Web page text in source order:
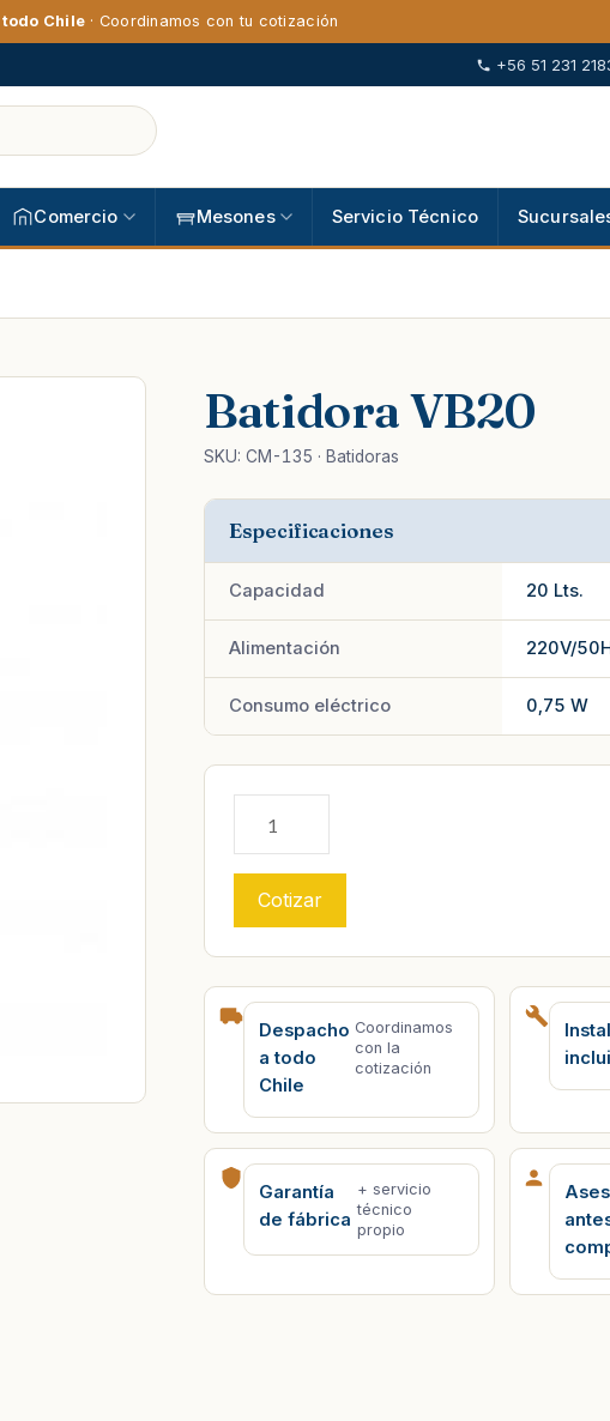
todo Chile · Coordinamos con tu cotización
+56 51 231
Comercio Mesones Servicio Técnico
Batidora VB20
SKU: CM-135 · Batidoras
Especificaciones
Capacidad 20 Lts.
Alimentación 220V/
Consumo eléctrico 0,75 W
Cotizar
Despacho
a todo
Chile
Coordinamos
con la
cotización
Garantía
de fábrica
+ servicio
técnico
propio